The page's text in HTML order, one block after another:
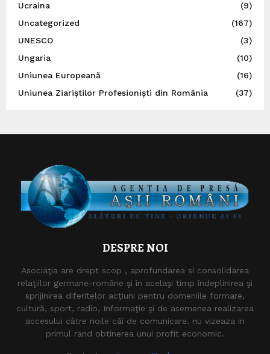
Ucraina
(9)
Uncategorized
(167)
UNESCO
(3)
Ungaria
(10)
Uniunea Europeană
(16)
Uniunea Ziariștilor Profesioniști din România
(37)
DESPRE NOI
Asociaţia are drept scop , aprofundarea si consolidarea
relaţiilor germane-române şi în acelaşi timp îndeplinirea şi
sprijinirea diferitelor acţiuni pentru domeniile formare,
cultură, sport, radio, Informaţie şi de asemenea realizarea
accesului către noile căi de comunicare. nu vizeaza in
primul rand obtinerea unui profit economic.